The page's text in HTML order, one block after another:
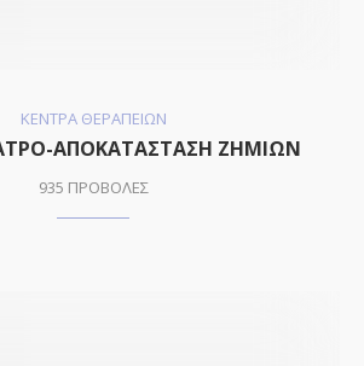
ΚΕΝΤΡΑ ΘΕΡΑΠΕΙΩΝ
ΑΠΟΚΑΤΑΣΤΑΣΗ ΖΗΜΙΩΝ
935 ΠΡΟΒΟΛΕΣ